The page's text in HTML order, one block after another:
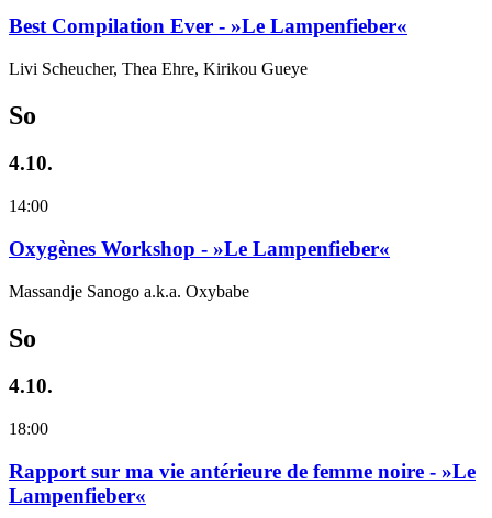
Best Compilation Ever - »Le Lampenfieber«
Livi Scheucher, Thea Ehre, Kirikou Gueye
So
4.10.
14:00
Oxygènes Workshop - »Le Lampenfieber«
Massandje Sanogo a.k.a. Oxybabe
So
4.10.
18:00
Rapport sur ma vie antérieure de femme noire - »Le
Lampenfieber«